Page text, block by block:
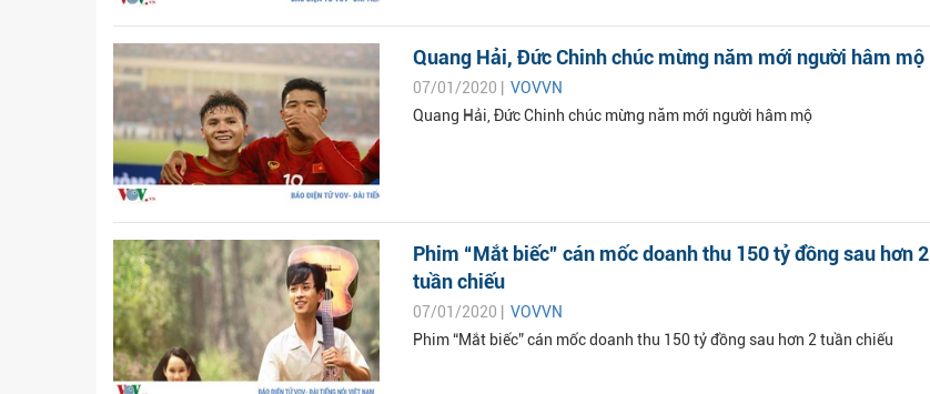
Quang Hải, Đức Chinh chúc mừng năm mới người hâm mộ
07/01/2020 | VOVVN
Quang Hải, Đức Chinh chúc mừng năm mới người hâm mộ
Phim “Mắt biếc” cán mốc doanh thu 150 tỷ đồng sau hơn 2
tuần chiếu
07/01/2020 | VOVVN
Phim “Mắt biếc” cán mốc doanh thu 150 tỷ đồng sau hơn 2 tuần chiếu